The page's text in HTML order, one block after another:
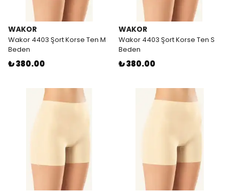
WAKOR
Wakor 4403 Şort Korse Ten M
Beden
₺ 380.00
WAKOR
Wakor 4403 Şort Korse Ten S
Beden
₺ 380.00